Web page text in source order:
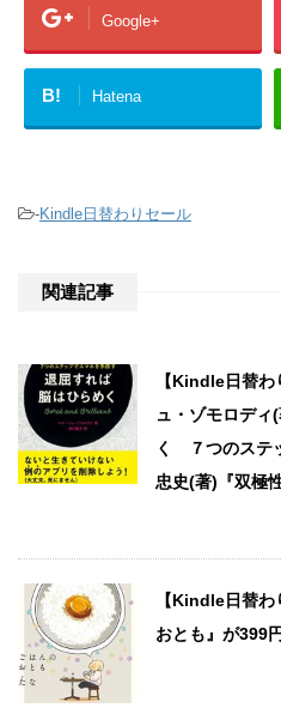
Google+
B! Hatena
-Kindle日替わりセール
関連記事
【Kindle日替
ュ・ゾモロディ
く ７つのステ
忠史(著)『双極
【Kindle日替
おとも』が399